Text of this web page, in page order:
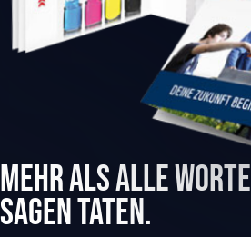
Mehr als alle Worte
sagen Taten.